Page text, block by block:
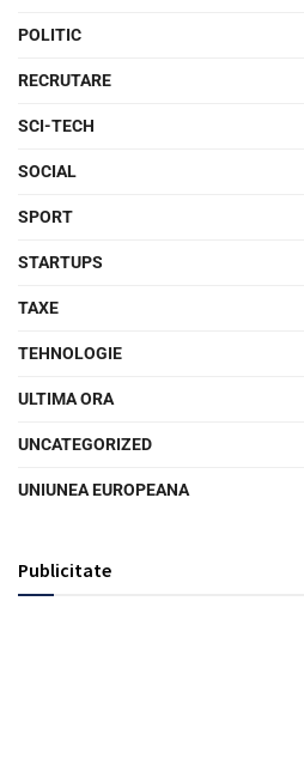
POLITIC
RECRUTARE
SCI-TECH
SOCIAL
SPORT
STARTUPS
TAXE
TEHNOLOGIE
ULTIMA ORA
UNCATEGORIZED
UNIUNEA EUROPEANA
Publicitate